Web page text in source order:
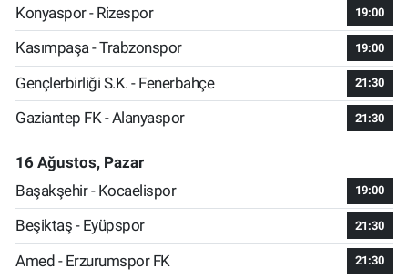
Konyaspor - Rizespor
19:00
Kasımpaşa - Trabzonspor 19:00
Gençlerbirliği S.K. - Fenerbahçe 21:30
Gaziantep FK - Alanyaspor 21:30
16 Ağustos, Pazar
Başakşehir - Kocaelispor
19:00
Beşiktaş - Eyüpspor 21:30
Amed - Erzurumspor FK 21:30